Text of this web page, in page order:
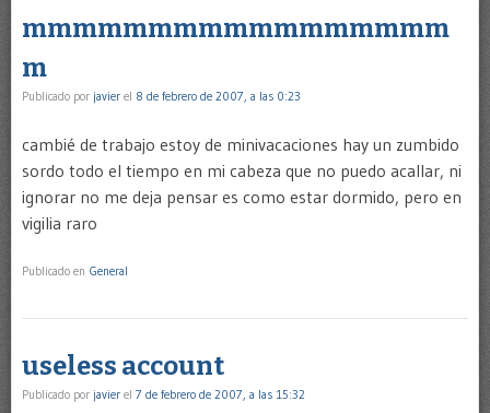
mmmmmmmmmmmmmmmmm
m
Publicado por javier el 8 de febrero de 2007, a las 0:23
cambié de trabajo estoy de minivacaciones hay un zumbido
sordo todo el tiempo en mi cabeza que no puedo acallar, ni
ignorar no me deja pensar es como estar dormido, pero en
vigilia raro
Publicado en General
useless account
Publicado por javier el 7 de febrero de 2007, a las 15:32